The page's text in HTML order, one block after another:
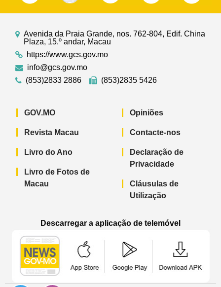
Avenida da Praia Grande, nos. 762-804, Edif. China
Plaza, 15.º andar, Macau
https://www.gcs.gov.mo
info@gcs.gov.mo
(853)2833 2886
(853)2835 5426
GOV.MO
Revista Macau
Livro do Ano
Livro de Fotos de
Macau
Opiniões
Contacte-nos
Declaração de
Privacidade
Cláusulas de
Utilização
Descarregar a aplicação de telemóvel